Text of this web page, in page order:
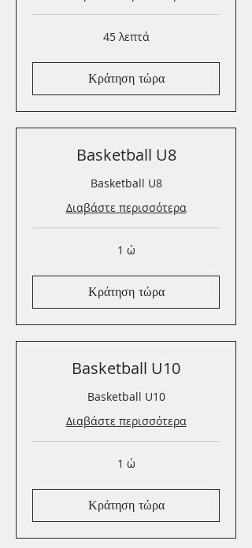
45 λεπτά
Κράτηση τώρα
Basketball U8
Basketball U8
Διαβάστε περισσότερα
1 ώ
Κράτηση τώρα
Basketball U10
Basketball U10
Διαβάστε περισσότερα
1 ώ
Κράτηση τώρα